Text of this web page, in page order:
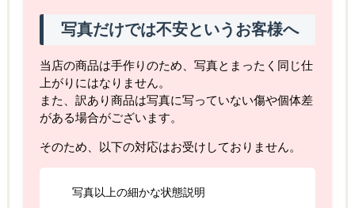
写真だけでは不安というお客様へ
当店の商品は手作りのため、写真とまったく同じ仕
上がりにはなりません。
また、訳あり商品は写真に写っていない傷や個体差
がある場合がございます。
そのため、以下の対応はお受けしておりません。
写真以上の細かな状態説明